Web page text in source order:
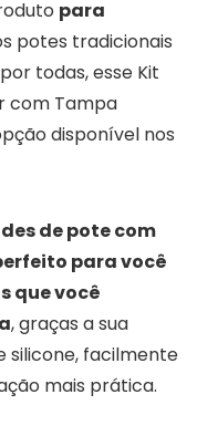
para
potes tradicionais
todas, esse Kit
com Tampa
disponível nos
de pote com
para você
que você
, graças a sua
silicone, facilmente
mais prática.